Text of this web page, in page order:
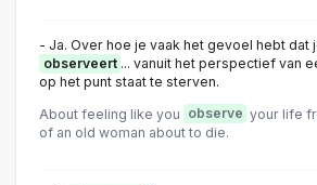
- Ja. Over hoe je vaak het gevoel hebt dat
observeert ... vanuit het perspectief van
op het punt staat te sterven.
About feeling like you observe your life
of an old woman about to die.